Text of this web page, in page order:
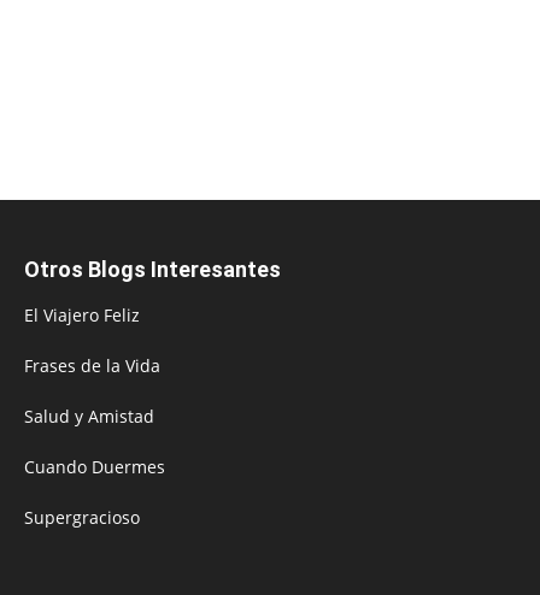
Otros Blogs Interesantes
El Viajero Feliz
Frases de la Vida
Salud y Amistad
Cuando Duermes
Supergracioso